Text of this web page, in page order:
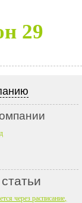
29
через расписание,